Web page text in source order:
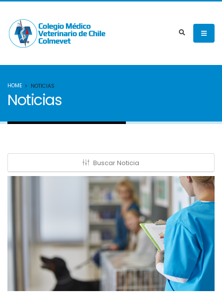
HOME NOTICIAS
Noticias
Buscar Noticia